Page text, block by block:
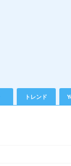
トレンド